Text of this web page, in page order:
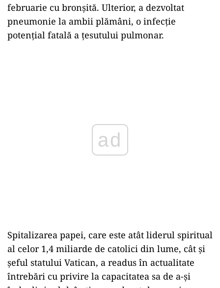
februarie cu bronșită. Ulterior, a dezvoltat
pneumonie la ambii plămâni, o infecție
potențial fatală a țesutului pulmonar.
ad
Spitalizarea papei, care este atât liderul spiritual
al celor 1,4 miliarde de catolici din lume, cât și
șeful statului Vatican, a readus în actualitate
întrebări cu privire la capacitatea sa de a-și